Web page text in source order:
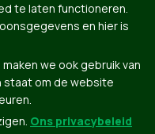
te laten functioneren.
en hier is
we ook gebruik van
staat om de website
Ons privacybeleid